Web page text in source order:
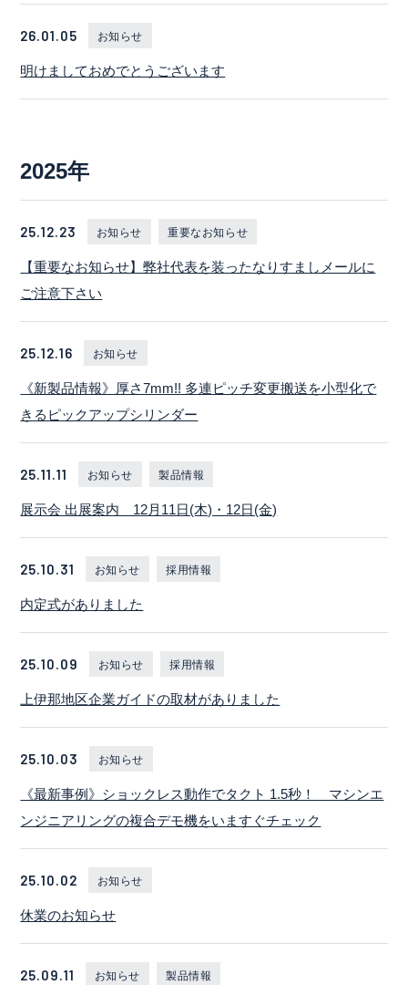
26.01.05 お知らせ
明けましておめでとうございます
2025年
25.12.23 お知らせ 重要なお知らせ
【重要なお知らせ】弊社代表を装ったなりすましメールに
ご注意下さい
25.12.16 お知らせ
《新製品情報》厚さ7mm!! 多連ピッチ変更搬送を小型化で
きるピックアップシリンダー
25.11.11 お知らせ 製品情報
展示会 出展案内 12月11日(木)・12日(金)
25.10.31 お知らせ 採用情報
内定式がありました
25.10.09 お知らせ 採用情報
上伊那地区企業ガイドの取材がありました
25.10.03 お知らせ
《最新事例》ショックレス動作でタクト 1.5秒！ マシンエ
ンジニアリングの複合デモ機をいますぐチェック
25.10.02 お知らせ
休業のお知らせ
25.09.11 お知らせ 製品情報